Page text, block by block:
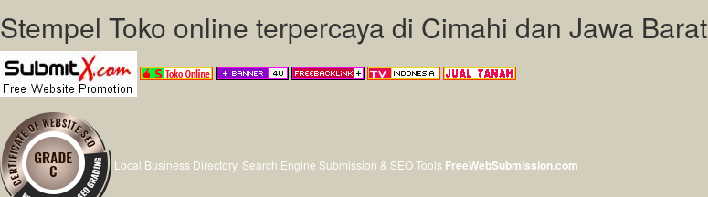
Stempel Toko online terpercaya di Cimahi dan Jawa Barat
Local Business Directory, Search Engine Submission & SEO Tools FreeWebSubmission.com